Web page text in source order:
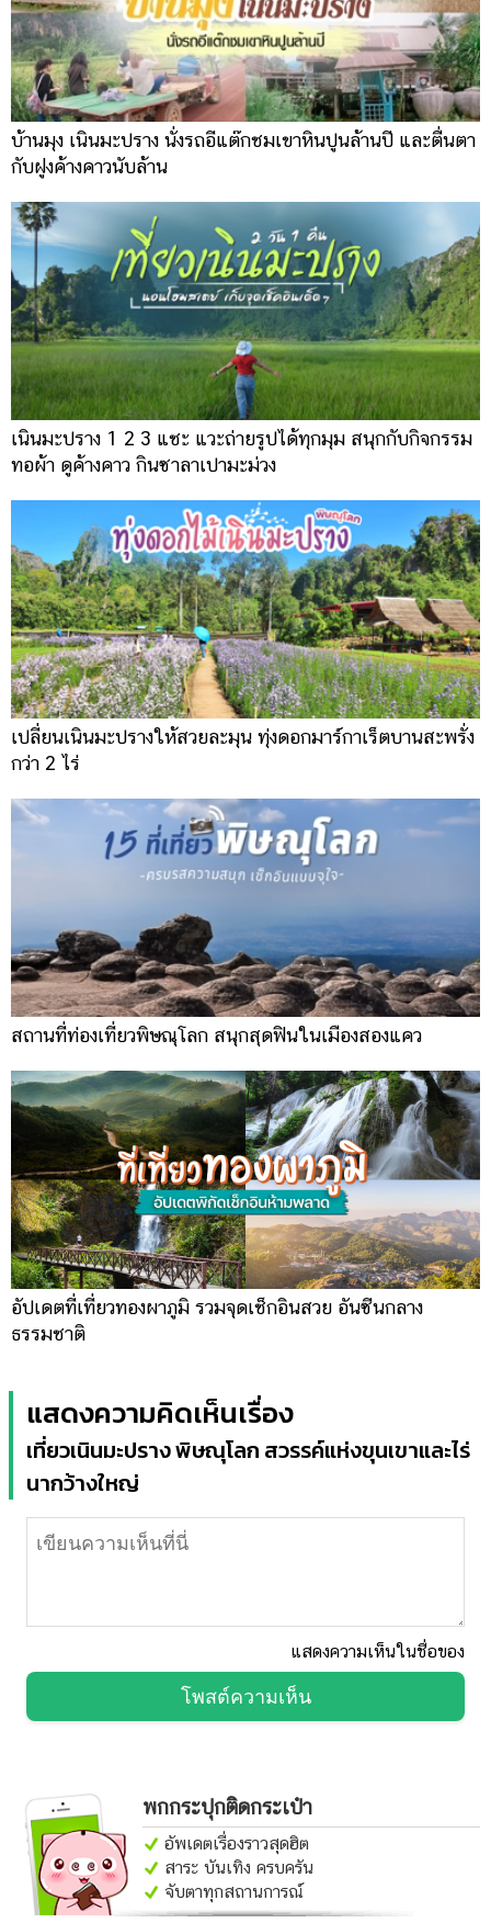
บ้านมุง เนินมะปราง นั่งรถอีแต๊กชมเขาหินปูนล้านปี และตื่นตา
กับฝูงค้างคาวนับล้าน
เนินมะปราง 1 2 3 แชะ แวะถ่ายรูปได้ทุกมุม สนุกกับกิจกรรม
ทอผ้า ดูค้างคาว กินซาลาเปามะม่วง
เปลี่ยนเนินมะปรางให้สวยละมุน ทุ่งดอกมาร์กาเร็ตบานสะพรั่ง
กว่า 2 ไร่
สถานที่ท่องเที่ยวพิษณุโลก สนุกสุดฟินในเมืองสองแคว
อัปเดตที่เที่ยวทองผาภูมิ รวมจุดเช็กอินสวย อันซีนกลาง
ธรรมชาติ
แสดงความคิดเห็นเรื่อง
เที่ยวเนินมะปราง พิษณุโลก สวรรค์แห่งขุนเขาและไร่
นากว้างใหญ่
แสดงความเห็นในชื่อของ
โพสต์ความเห็น
พกกระปุกติดกระเป๋า
อัพเดตเรื่องราวสุดฮิต
สาระ บันเทิง ครบครัน
จับตาทุกสถานการณ์